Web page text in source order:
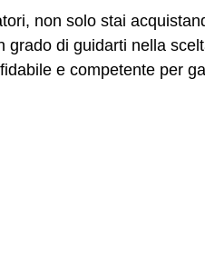
non solo stai
di guidarti nella
e competente per